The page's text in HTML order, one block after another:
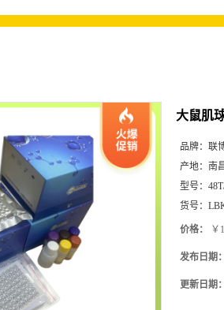
大鼠肌
品牌： 联
产地： 南
型号：
货号：
价格： ￥
发布日期：
更新日期：